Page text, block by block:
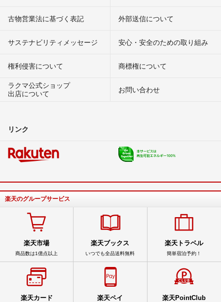
古物営業法に基づく表記 外部送信について
サステナビリティメッセージ 安心・安全のための取り組み
権利侵害について
商標権について
ラクマ公式ショップ
出店について
お問い合わせ
リンク
楽天のグループサービス
楽天市場
商品数は1億点以上
楽天ブックス
いつでも全品送料無料
楽天トラベル
簡単宿泊予約！
楽天カード 楽天ペイ 楽天PointClub